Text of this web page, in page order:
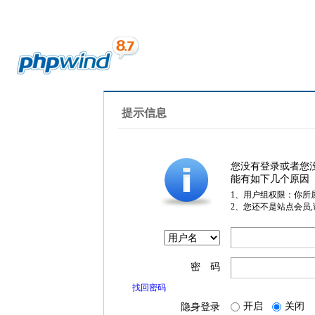
提示信息
您没有登录或者您
能有如下几个原因
1、用户组权限：你所
2、您还不是站点会员
密 码
找回密码
隐身登录 开启 关闭